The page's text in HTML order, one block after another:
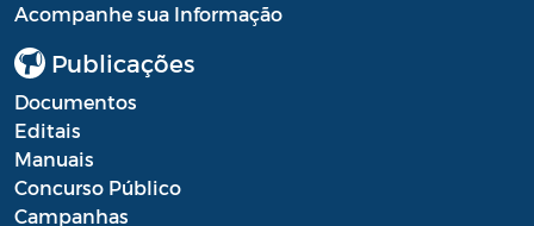
Portaria PROGE
Acompanhe sua Informação
Publicações
Documentos
Editais
Manuais
Concurso Público
Campanhas